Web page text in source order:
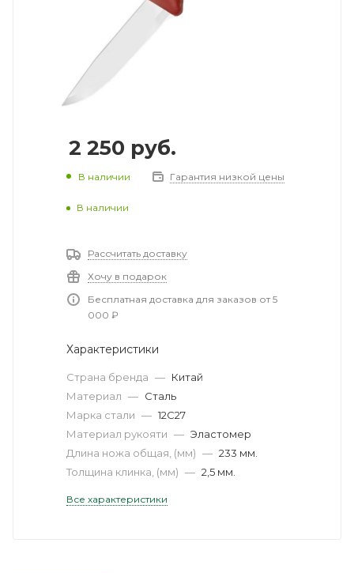
2 250 руб.
В наличии Гарантия низкой цены
В наличии
Рассчитать доставку
Хочу в подарок
Бесплатная доставка для заказов от 5
000 ₽
Характеристики
Страна бренда — Китай
Материал — Сталь
Марка стали — 12C27
Материал рукояти — Эластомер
Длина ножа общая, (мм) — 233 мм.
Толщина клинка, (мм) — 2,5 мм.
Все характеристики